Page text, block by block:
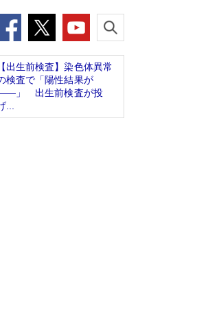
【出生前検査】染色体異常
検査で「陽性結果が
」 出生前検査が投
...